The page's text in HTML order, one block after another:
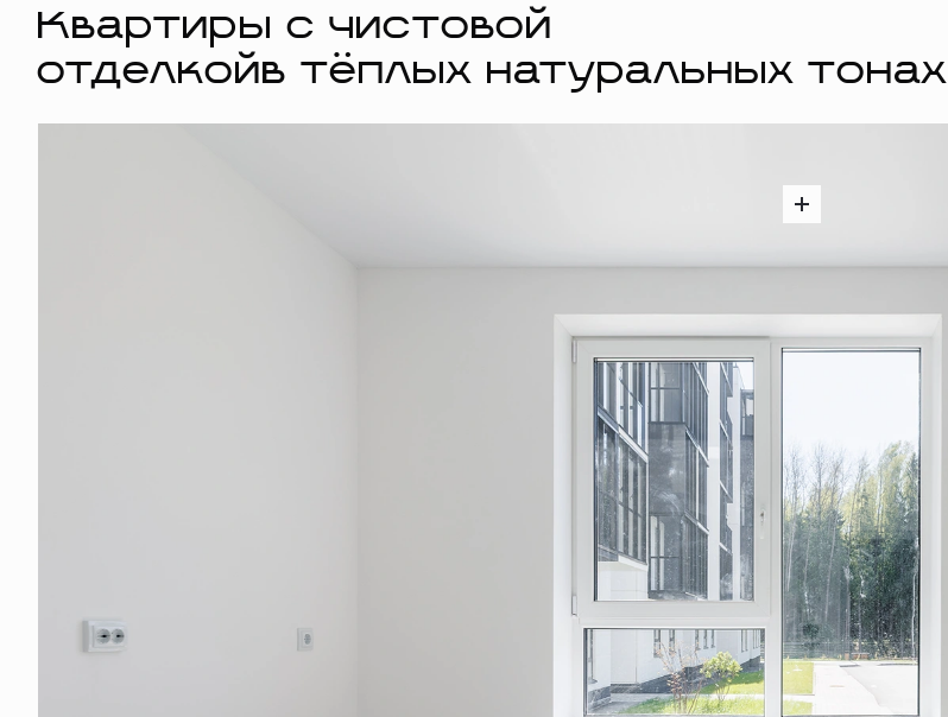
Квартиры с чистовой
отделкойв тёплых натуральных тонах